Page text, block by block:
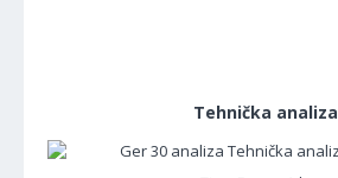
Tehnička analiza